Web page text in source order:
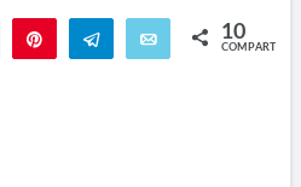
Compartir Telegram Email 10
COMPARTIR